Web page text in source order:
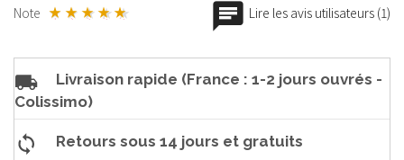
Note Lire les avis utilisateurs (1)
Livraison rapide (France : 1-2 jours ouvrés -
Colissimo)
Retours sous 14 jours et gratuits